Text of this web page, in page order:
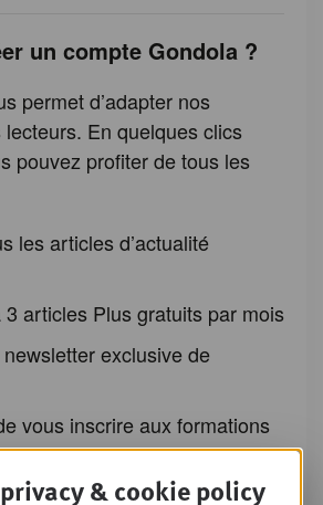
un compte Gondola ?
permet d’adapter nos
En quelques clics
pouvez profiter de tous les
les articles d’actualité
3 articles Plus gratuits par mois
exclusive de
vous inscrire aux formations
Academy et aux événements
Society
& cookie policy